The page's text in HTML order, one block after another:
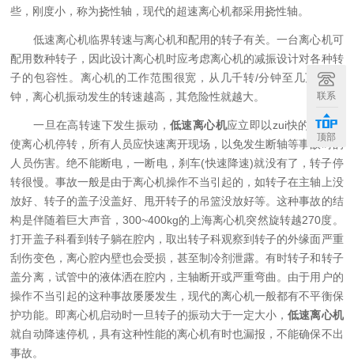
些，刚度小，称为挠性轴，现代的超速离心机都采用挠性轴。
低速离心机临界转速与离心机和配用的转子有关。一台离心机可
配用数种转子，因此设计离心机时应考虑离心机的减振设计对各种转
子的包容性。离心机的工作范围很宽，从几千转/分钟至几万转/分
钟，离心机振动发生的转速越高，其危险性就越大。
一旦在高转速下发生振动， 低速离心机应立即以zui快的降速档
使离心机停转，所有人员应快速离开现场，以免发生断轴等事故时的
人员伤害。绝不能断电，一断电，刹车(快速降速)就没有了，转子停
转很慢。事故一般是由于离心机操作不当引起的，如转子在主轴上没
放好、转子的盖子没盖好、甩开转子的吊篮没放好等。这种事故的结
构是伴随着巨大声音，300~400kg的上海离心机突然旋转越270度。
打开盖子科看到转子躺在腔内，取出转子科观察到转子的外缘面严重
刮伤变色，离心腔内壁也会受损，甚至制冷剂泄露。有时转子和转子
盖分离，试管中的液体洒在腔内，主轴断开或严重弯曲。由于用户的
操作不当引起的这种事故屡屡发生，现代的离心机一般都有不平衡保
护功能。即离心机启动时一旦转子的振动大于一定大小，低速离心机
就自动降速停机，具有这种性能的离心机有时也漏报，不能确保不出
事故。
联系
顶部